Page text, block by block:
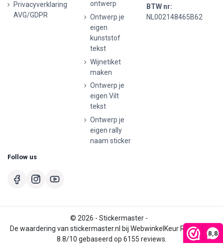
8,8
Privacyverklaring
AVG/GDPR
ontwerp
Ontwerp je
eigen
kunststof
tekst
Wijnetiket
maken
Ontwerp je
eigen Vilt
tekst
Ontwerp je
eigen rally
naam sticker
BTW nr:
NL002148465B62
Follow us
© 2026 - Stickermaster -
De waardering van stickermaster.nl bij WebwinkelKeur Reviews is
8.8/10 gebaseerd op 6155 reviews.